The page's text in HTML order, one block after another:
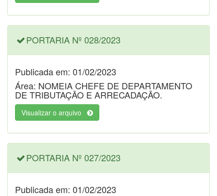
PORTARIA Nº 028/2023
Publicada em: 01/02/2023
Área: NOMEIA CHEFE DE DEPARTAMENTO
DE TRIBUTAÇÃO E ARRECADAÇÃO.
Visualizar o arquivo
PORTARIA Nº 027/2023
Publicada em: 01/02/2023